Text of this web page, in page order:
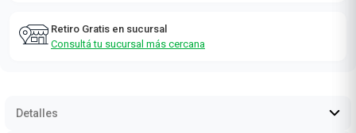
Retiro Gratis en sucursal
Consultá tu sucursal más cercana
Detalles